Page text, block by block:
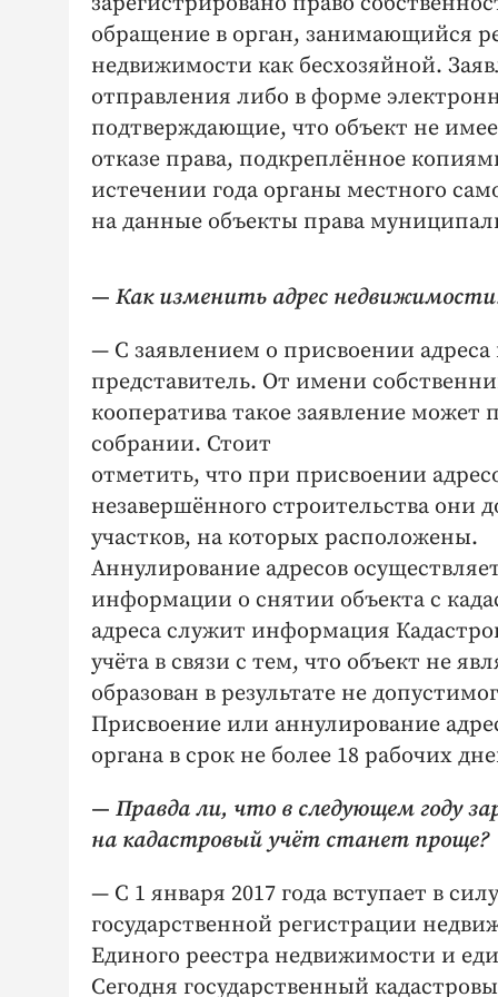
обращение в орган, занимающийся
недвижимости как бесхозяйной.
отправления либо в форме
подтверждающие, что объект не
отказе права, подкреплённое
истечении года органы местного
на данные объекты права
— Как изменить адрес
— С заявлением о присвоении
представитель. От имени
кооператива такое заявление
собрании. Стоит
отметить, что при присвоении
незавершённого строительства они
участков, на которых расположены.
Аннулирование адресов
информации о снятии объекта с
адреса служит информация
учёта в связи с тем, что объект не
образован в результате не
Присвоение или аннулирование
органа в срок не более 18 рабочих
— Правда ли, что в следующем году
на кадастровый учёт станет проще?
— С 1 января 2017 года вступает в
государственной регистрации
Единого реестра недвижимости и
Сегодня государственный